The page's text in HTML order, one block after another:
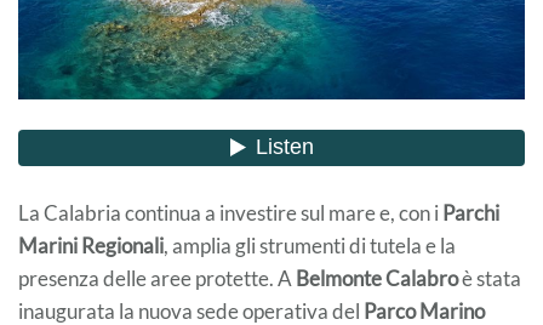
La Calabria continua a investire sul mare e, con i Parchi
Marini Regionali, amplia gli strumenti di tutela e la
presenza delle aree protette. A Belmonte Calabroè stata
inaugurata la nuova sede operativa del Parco Marino